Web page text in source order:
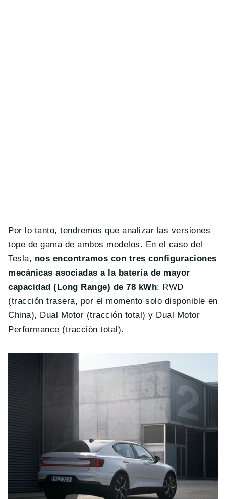
Por lo tanto, tendremos que analizar las versiones
tope de gama de ambos modelos. En el caso del
Tesla, nos encontramos con tres configuraciones
mecánicas asociadas a la batería de mayor
capacidad (Long Range) de 78 kWh: RWD
(tracción trasera, por el momento solo disponible en
China), Dual Motor (tracción total) y Dual Motor
Performance (tracción total).